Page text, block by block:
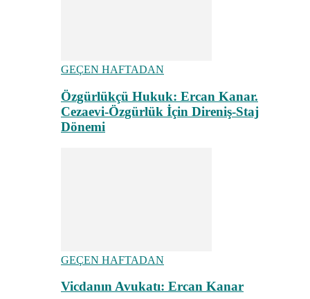
GEÇEN HAFTADAN
Özgürlükçü Hukuk: Ercan Kanar.
Cezaevi-Özgürlük İçin Direniş-Staj
Dönemi
GEÇEN HAFTADAN
Vicdanın Avukatı: Ercan Kanar